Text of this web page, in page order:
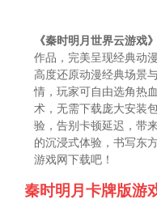
《秦时明月世界云游戏》
作品，完美呈现经典动
高度还原动漫经典场景
情，玩家可自由选角热
术，无需下载庞大安装
验，告别卡顿延迟，带
的沉浸式体验，书写东
游戏网下载吧！
秦时明月卡牌版游